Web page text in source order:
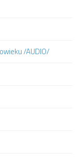
/AUDIO/